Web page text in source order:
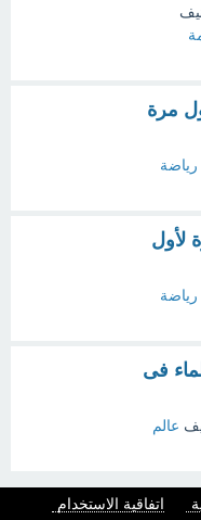
مرة
رياضة
لأول
رياضة
فى
عالم
اتفاقية الاستخدام